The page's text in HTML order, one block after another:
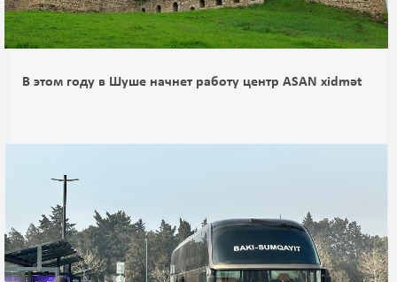
В этом году в Шуше начнет работу центр ASAN xidmət